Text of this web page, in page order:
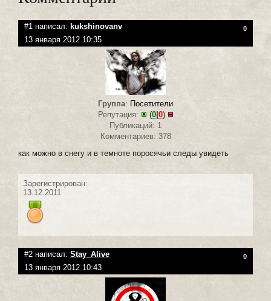
#1 написал: kukshinovanv 0
13 января 2012 10:35
Группа: Посетители
Репутация:
(0| 0)
Публикаций: 1
Комментариев: 378
как можно в снегу и в темноте поросячьи следы увидеть
Зарегистрирован:
13.12.2011
#2 написал: Stay_Alive 0
13 января 2012 10:43